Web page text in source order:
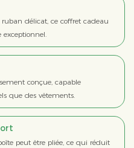
délicat, ce coffret cadeau
conçue, capable
que des vêtements.
peut être pliée, ce qui réduit